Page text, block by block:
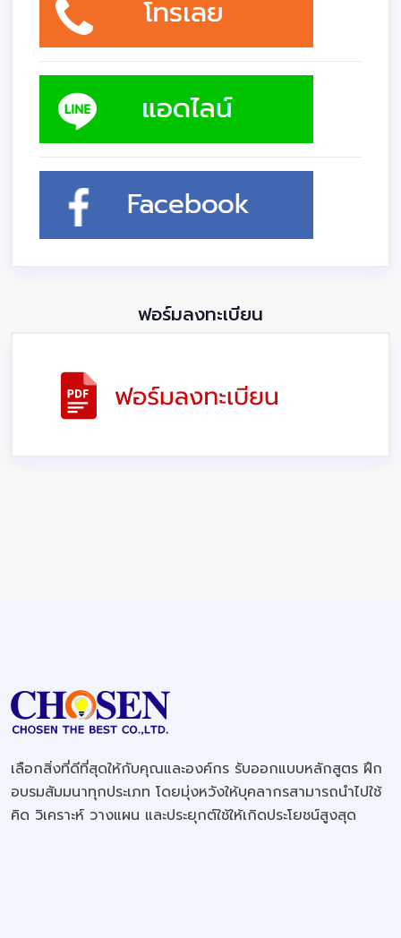
ฟอร์มลงทะเบียน
เลือกสิ่งที่ดีที่สุดให้กับคุณและองค์กร รับออกแบบหลักสูตร ฝึก
อบรมสัมมนาทุกประเภท โดยมุ่งหวังให้บุคลากรสามารถนำไปใช้
คิด วิเคราะห์ วางแผน และประยุกต์ใช้ให้เกิดประโยชน์สูงสุด